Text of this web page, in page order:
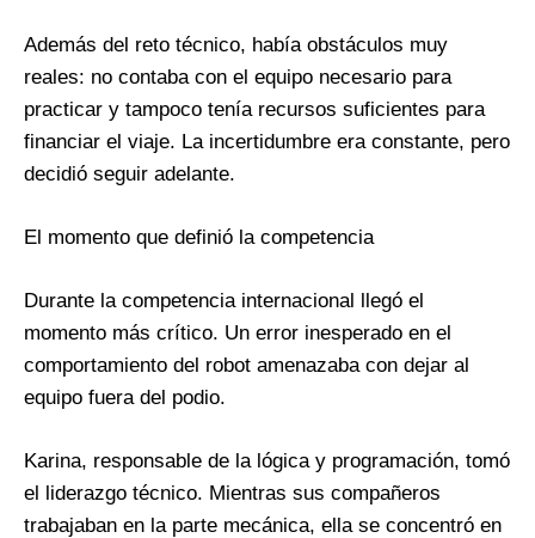
Además del reto técnico, había obstáculos muy
reales: no contaba con el equipo necesario para
practicar y tampoco tenía recursos suficientes para
financiar el viaje. La incertidumbre era constante, pero
decidió seguir adelante.
El momento que definió la competencia
Durante la competencia internacional llegó el
momento más crítico. Un error inesperado en el
comportamiento del robot amenazaba con dejar al
equipo fuera del podio.
Karina, responsable de la lógica y programación, tomó
el liderazgo técnico. Mientras sus compañeros
trabajaban en la parte mecánica, ella se concentró en